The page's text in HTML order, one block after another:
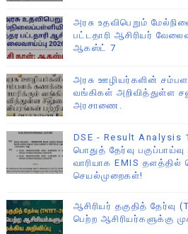
அரசு உதவிபெறும்
பட்டதாரி ஆசிரியர்
ஆகஸ்ட் 7
அரசு ஊழியர்களின்
வங்கிகள் அறிவித்துள்ள
அரசாணை.
DSE - Result Analysis
பொதுத் தேர்வு
வாரியாக EMIS தளத்தில்
செயல்முறைகள்!
ஆசிரியர் தகுதித் தேர்வு
பெற்ற ஆசிரியர்களுக்கு